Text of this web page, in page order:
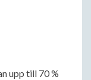
upp till 70 %